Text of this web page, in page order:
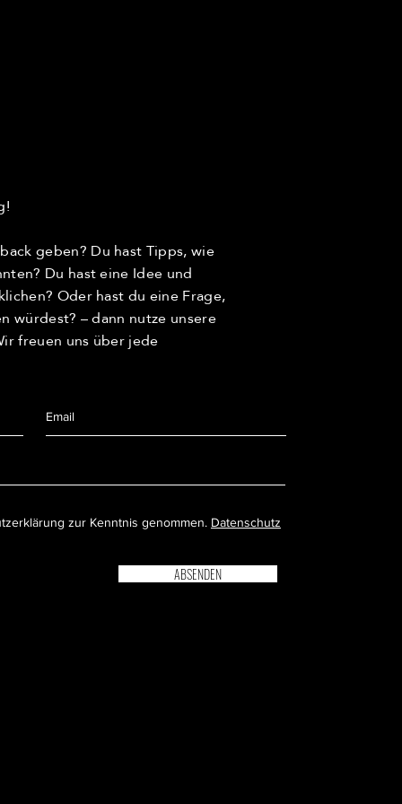
geben? Du hast Tipps, wie
Du hast eine Idee und
Oder hast du eine Frage,
würdest? – dann nutze unsere
freuen uns über jede
zur Kenntnis genommen. Datenschutz
ABSENDEN